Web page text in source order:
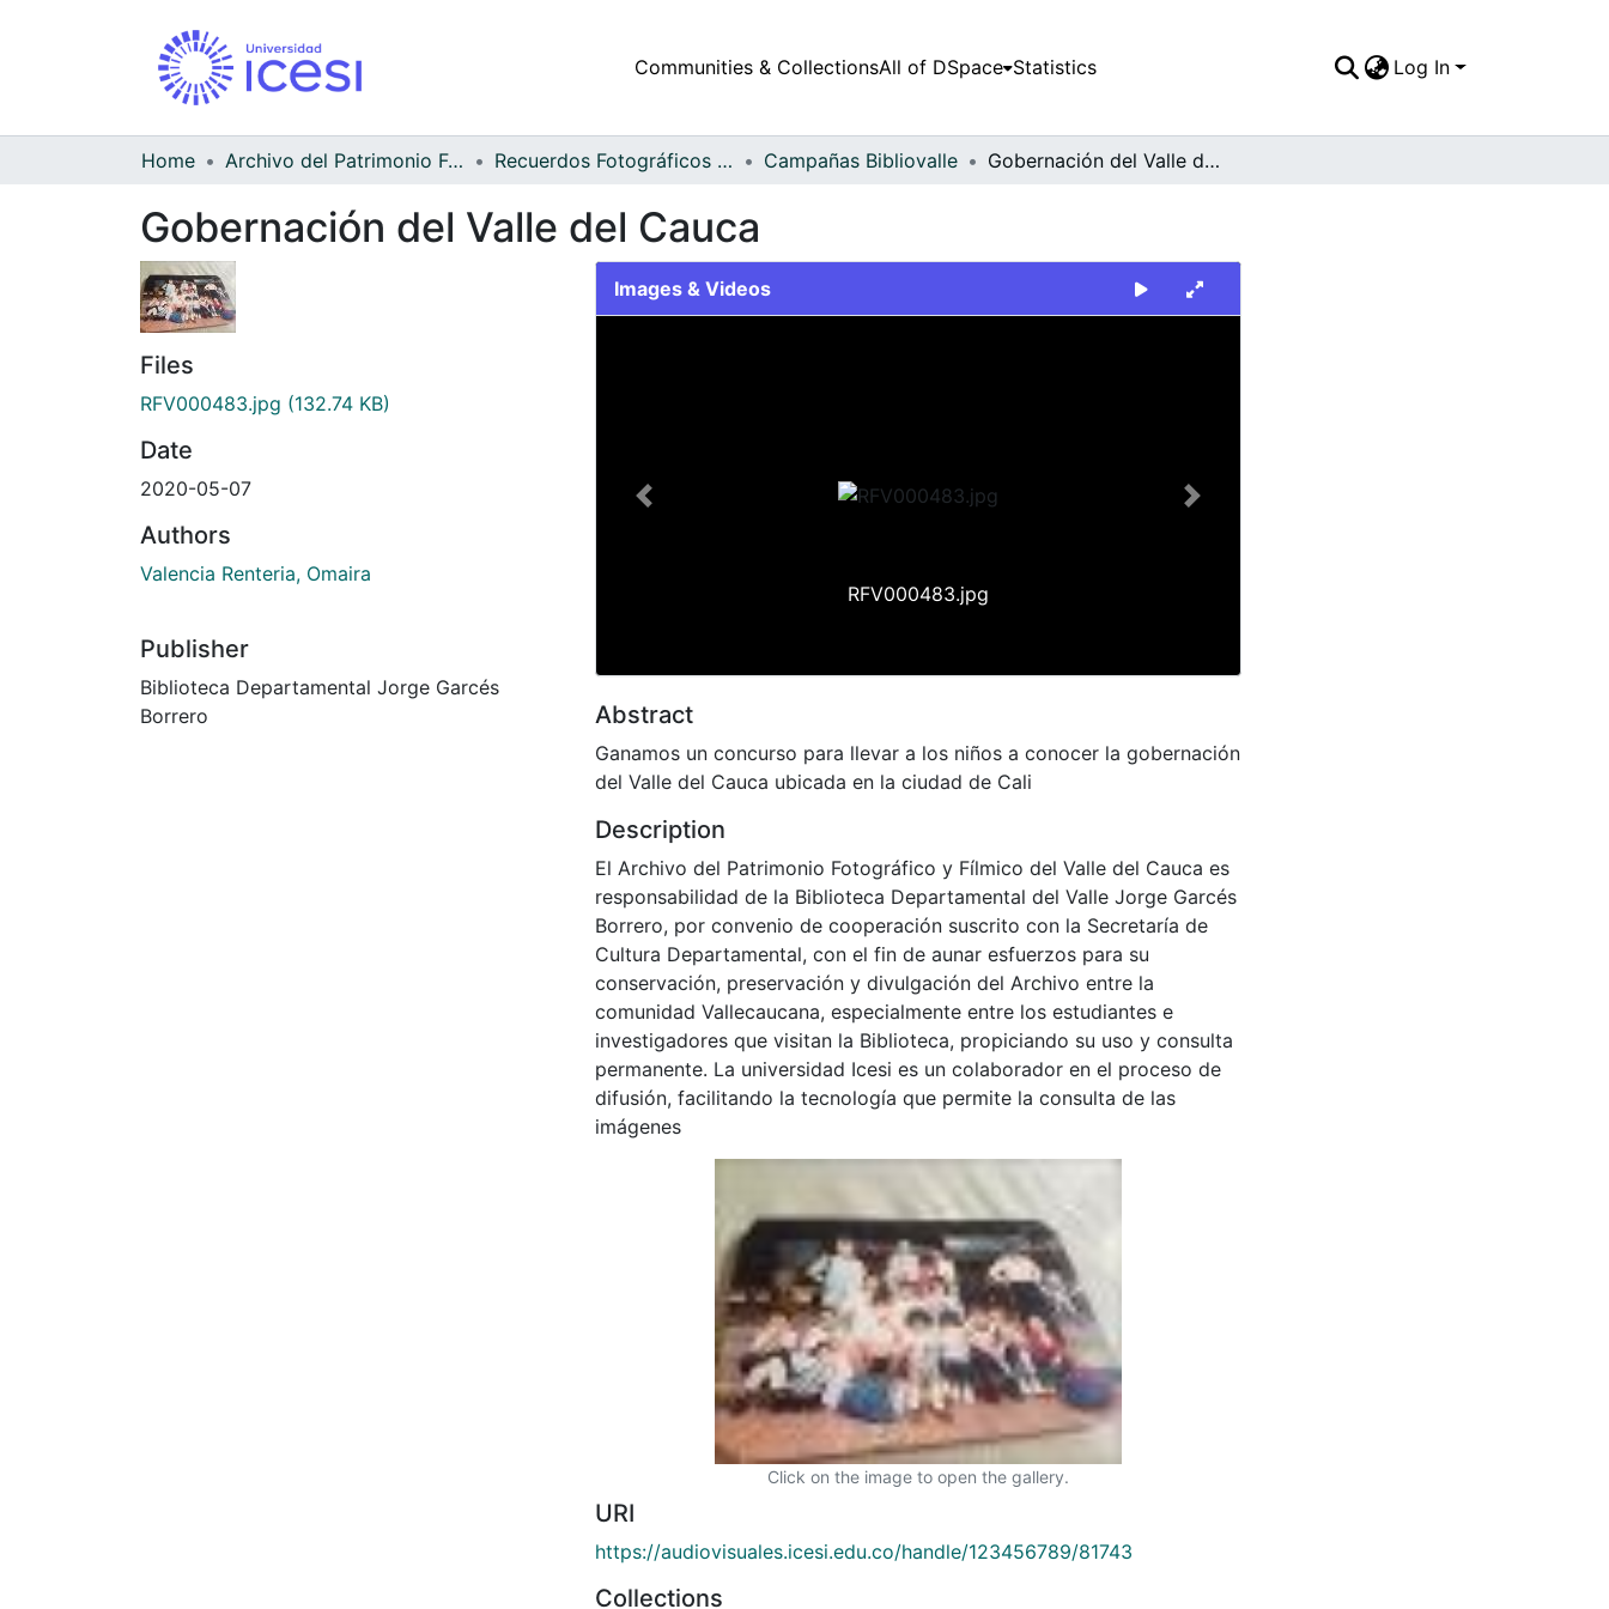
Communities & CollectionsAll of DSpace Statistics Log In
Home Archivo del Patrimonio Fotográfico y Fílmico del Valle del Cauca Recuerdos Fotográficos Vallecaucanos Campañas Bibliovalle Gobernación del Valle del Cauca
Gobernación del Valle del Cauca
Files
RFV000483.jpg (132.74 KB)
Date
2020-05-07
Authors
Valencia Renteria, Omaira
Publisher
Biblioteca Departamental Jorge Garcés
Borrero
Images & Videos
RFV000483.jpg
Previous Next
Abstract
Ganamos un concurso para llevar a los niños a conocer la gobernación
del Valle del Cauca ubicada en la ciudad de Cali
Description
El Archivo del Patrimonio Fotográfico y Fílmico del Valle del Cauca es
responsabilidad de la Biblioteca Departamental del Valle Jorge Garcés
Borrero, por convenio de cooperación suscrito con la Secretaría de
Cultura Departamental, con el fin de aunar esfuerzos para su
conservación, preservación y divulgación del Archivo entre la
comunidad Vallecaucana, especialmente entre los estudiantes e
investigadores que visitan la Biblioteca, propiciando su uso y consulta
permanente. La universidad Icesi es un colaborador en el proceso de
difusión, facilitando la tecnología que permite la consulta de las
imágenes
Click on the image to open the gallery.
URI
https://audiovisuales.icesi.edu.co/handle/123456789/81743
Collections